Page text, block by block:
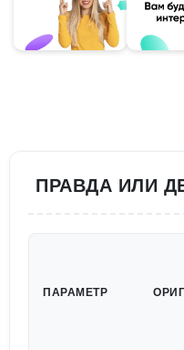
ПРАВДА ИЛИ
ПАРАМЕТР